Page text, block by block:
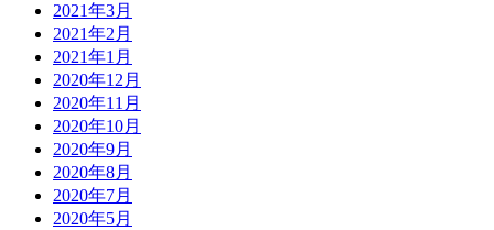
2021年3月
2021年2月
2021年1月
2020年12月
2020年11月
2020年10月
2020年9月
2020年8月
2020年7月
2020年5月